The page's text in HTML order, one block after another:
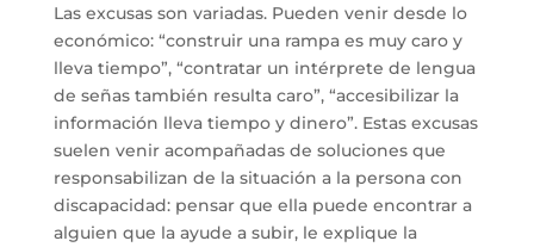
Las excusas son variadas. Pueden venir desde lo
económico: “construir una rampa es muy caro y
lleva tiempo”, “contratar un intérprete de lengua
de señas también resulta caro”, “accesibilizar la
información lleva tiempo y dinero”. Estas excusas
suelen venir acompañadas de soluciones que
responsabilizan de la situación a la persona con
discapacidad: pensar que ella puede encontrar a
alguien que la ayude a subir, le explique la